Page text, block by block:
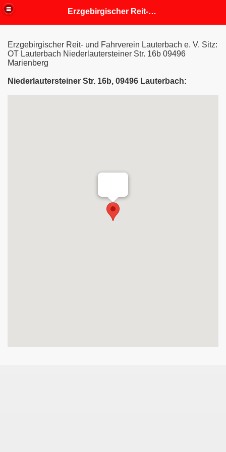
Erzgebirgischer Reit- und Fahrverein Lauterbach
Erzgebirgischer Reit- und Fahrverein Lauterbach e. V. Sitz:
OT Lauterbach Niederlautersteiner Str. 16b 09496
Marienberg
Niederlautersteiner Str. 16b, 09496 Lauterbach: